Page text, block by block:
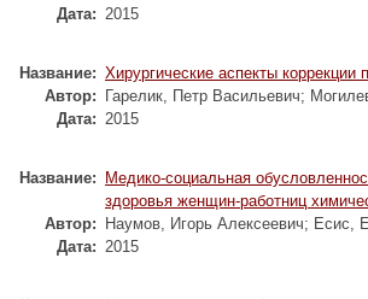
Дата: 2015
Название: Хирургические аспекты коррекции
Автор:
Гарелик, Петр Васильевич;
Дата: 2015
Название:
Медико-социальная
здоровья женщин-работниц
Автор:
Наумов, Игорь Алексеевич; Есис,
Дата: 2015